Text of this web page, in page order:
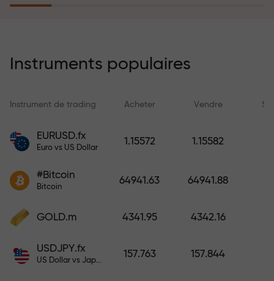
rêves simplement en effectuant un
risques rembourse vos pertes et
garantit un triplement des profits
tranquillité — votre capital est
dépôt. X1000 n’est pas une erreur.
Instruments populaires
Instrument de trading Acheter Vendre
EURUSD.fx
Euro vs US Dollar
1.15572 1.15582
#Bitcoin
Bitcoin
64941.63 64941.88
GOLD.m 4341.95 4342.16
USDJPY.fx
US Dollar vs Japanese Yen
157.763 157.844